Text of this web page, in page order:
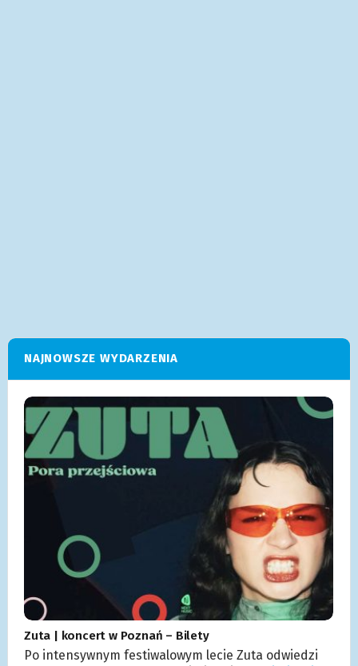
NAJNOWSZE WYDARZENIA
Zuta | koncert w Poznań – Bilety
Po intensywnym festiwalowym lecie Zuta odwiedzi